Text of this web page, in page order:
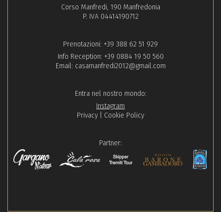
Corso Manfredi, 190 Manfredonia
P. IVA 04414190712
Prenotazioni: +39 388 62 51 929
Info Reception: +39 0884 19 50 560
Email: casamanfredi2012@gmail.com
Entra nel nostro mondo:
Instagram
Privacy
Cookie Policy
Partner: